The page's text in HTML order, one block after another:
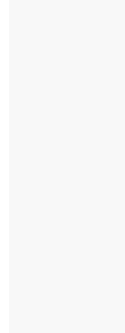
và mô hình